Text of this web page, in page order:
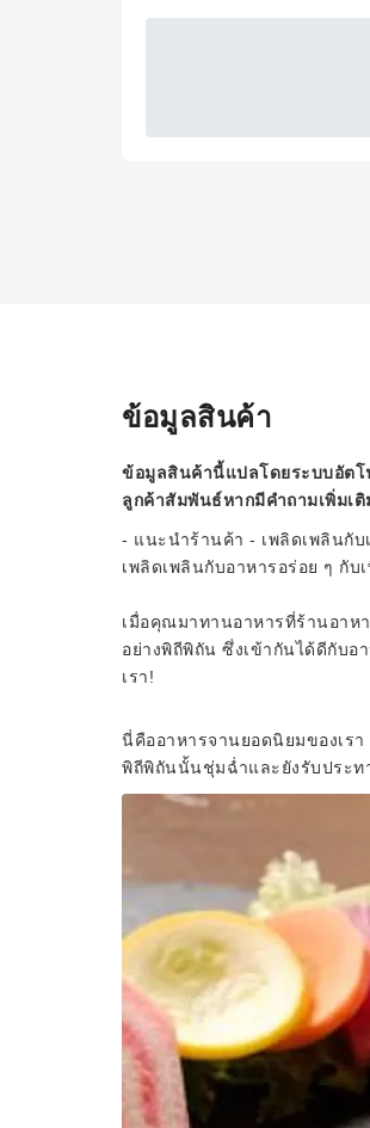
ข้อมูลสินค้า
ข้อมูลสินค้านี้แปลโดยระบบอัต
ลูกค้าสัมพันธ์หากมีคำถามเพิ่มเติ
- แนะนำร้านค้า - เพลิดเพลินกับ
เพลิดเพลินกับอาหารอร่อย ๆ กับ
เมื่อคุณมาทานอาหารที่ร้านอาห
อย่างพิถีพิถัน ซึ่งเข้ากันได้ดีกับ
เรา!
นี่คืออาหารจานยอดนิยมของเร
พิถีพิถันนั้นชุ่มฉ่ำและยังรับประท